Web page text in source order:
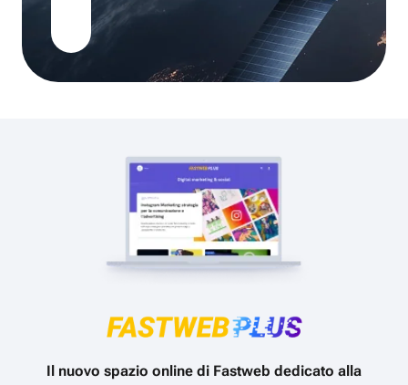
Il nuovo spazio online di Fastweb dedicato alla